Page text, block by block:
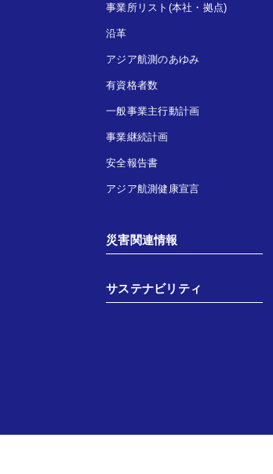
事業所リスト(本社・拠点)
沿革
アジア航測のあゆみ
有資格者数
一般事業主行動計画
事業継続計画
安全報告書
アジア航測健康宣言
災害関連情報
サステナビリティ